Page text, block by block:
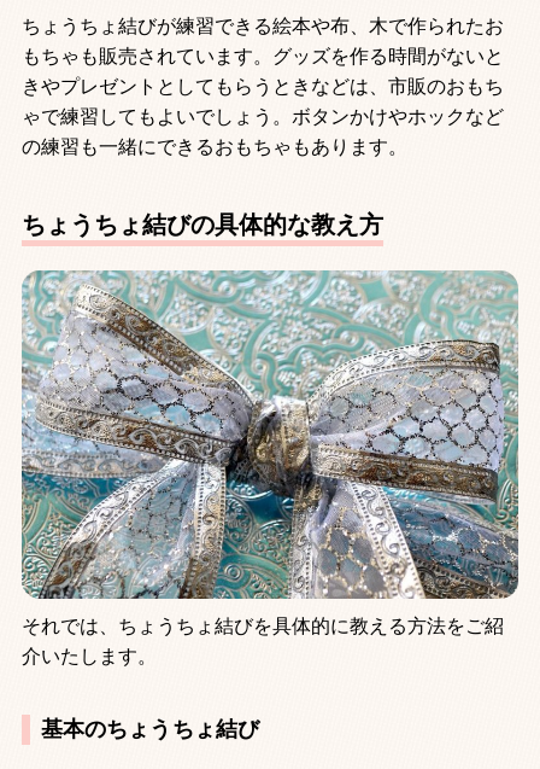
ちょうちょ結びが練習できる絵本や布、木で作られたお
もちゃも販売されています。グッズを作る時間がないと
きやプレゼントとしてもらうときなどは、市販のおもち
ゃで練習してもよいでしょう。ボタンかけやホックなど
の練習も一緒にできるおもちゃもあります。
ちょうちょ結びの具体的な教え方
それでは、ちょうちょ結びを具体的に教える方法をご紹
介いたします。
基本のちょうちょ結び